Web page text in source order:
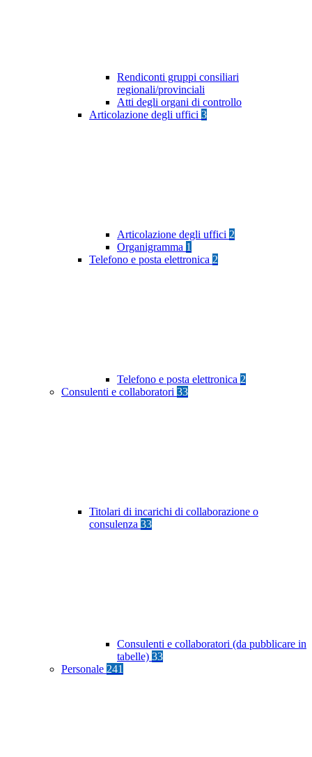
Rendiconti gruppi consiliari
regionali/provinciali
Atti degli organi di controllo
Articolazione degli uffici 3
Articolazione degli uffici 2
Organigramma 1
Telefono e posta elettronica 2
Telefono e posta elettronica 2
Consulenti e collaboratori 33
Titolari di incarichi di collaborazione o
consulenza 33
Consulenti e collaboratori (da pubblicare in
tabelle) 33
Personale 241